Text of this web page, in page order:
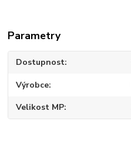
Parametry
Dostupnost
Výrobce
Velikost MP